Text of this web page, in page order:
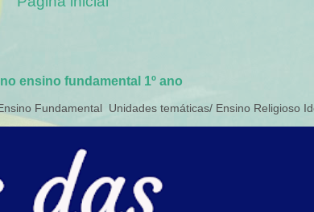
ensino fundamental 1º ano
Fundamental Unidades temáticas/ Ensino Religioso